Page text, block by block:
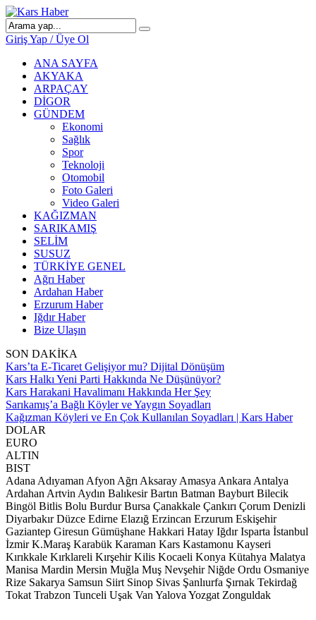
Giriş Yap / Üye Ol
ANA SAYFA
AKYAKA
ARPAÇAY
DİGOR
GÜNDEM
Ekonomi
Sağlık
Spor
Teknoloji
Otomobil
Foto Galeri
Video Galeri
KAĞIZMAN
SARIKAMIŞ
SELİM
SUSUZ
TÜRKİYE GENEL
Ağrı Haber
Ardahan Haber
Erzurum Haber
Iğdır Haber
Bize Ulaşın
SON DAKİKA
Kars’ta E-Ticaret Gelişiyor mu? Dijital Dönüşüm
Kars Halkı Yeni Parti Hakkında Ne Düşünüyor?
Kars Harakani Havalimanı Hakkında Her Şey
Sarıkamış’a Bağlı Köyler ve Yaygın Soyadları
Kağızman Köyleri ve En Çok Kullanılan Soyadları | Kars Haber
DOLAR
EURO
ALTIN
BIST
Adana Adıyaman Afyon Ağrı Aksaray Amasya Ankara Antalya
Ardahan Artvin Aydın Balıkesir Bartın Batman Bayburt Bilecik
Bingöl Bitlis Bolu Burdur Bursa Çanakkale Çankırı Çorum Denizli
Diyarbakır Düzce Edirne Elazığ Erzincan Erzurum Eskişehir
Gaziantep Giresun Gümüşhane Hakkari Hatay Iğdır Isparta İstanbul
İzmir K.Maraş Karabük Karaman Kars Kastamonu Kayseri
Kırıkkale Kırklareli Kırşehir Kilis Kocaeli Konya Kütahya Malatya
Manisa Mardin Mersin Muğla Muş Nevşehir Niğde Ordu Osmaniye
Rize Sakarya Samsun Siirt Sinop Sivas Şanlıurfa Şırnak Tekirdağ
Tokat Trabzon Tunceli Uşak Van Yalova Yozgat Zonguldak